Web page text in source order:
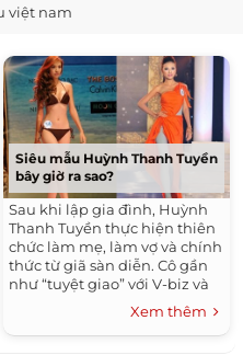
việt nam
Siêu mẫu Huỳnh Thanh Tuyền
bây giờ ra sao?
Sau khi lập gia đình, Huỳnh
Thanh Tuyền thực hiện thiên
chức làm mẹ, làm vợ và chính
thức từ giã sàn diễn. Cô gần
như “tuyệt giao” với V-biz và
rất hiếm hoi Huỳnh Thanh
Tuyền mới xuất hiện trong
các sự kiện của công ty nhà
Xem thêm